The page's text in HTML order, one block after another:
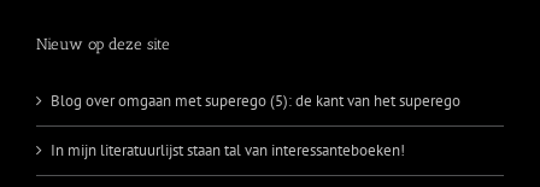
Nieuw op deze site
Blog over omgaan met superego (5): de kant van het superego
In mijn literatuurlijst staan tal van interessanteboeken!